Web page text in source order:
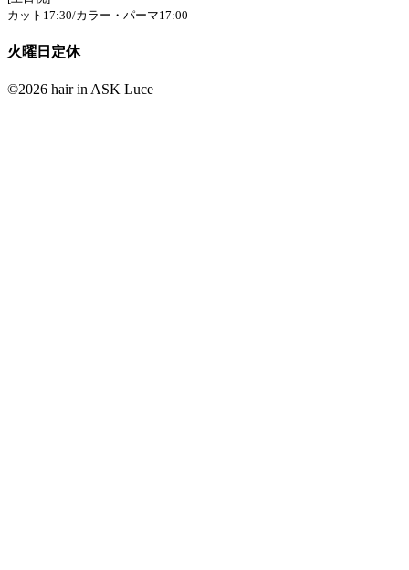
カット17:30/カラー・パーマ17:00
火曜日定休
©2026 hair in ASK Luce